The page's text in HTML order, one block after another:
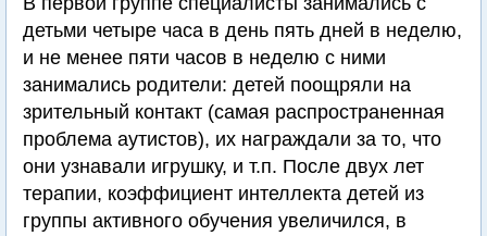
детьми четыре часа в день пять дней в неделю,
и не менее пяти часов в неделю с ними
занимались родители: детей поощряли на
зрительный контакт (самая распространенная
проблема аутистов), их награждали за то, что
они узнавали игрушку, и т.п. После двух лет
терапии, коэффициент интеллекта детей из
группы активного обучения увеличился, в